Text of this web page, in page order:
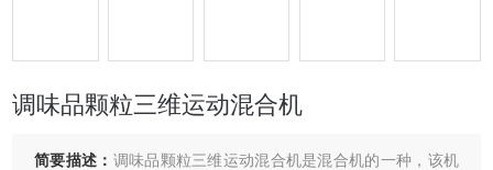
调味品颗粒三维运动混合机
简要描述： 调味品颗粒三维运动混合机是混合机的一种，该机